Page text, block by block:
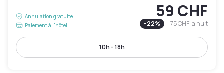
Annulation gratuite
Paiement à l'hôtel
59 CHF
-22% 75 CHFla nuit
10h - 18h